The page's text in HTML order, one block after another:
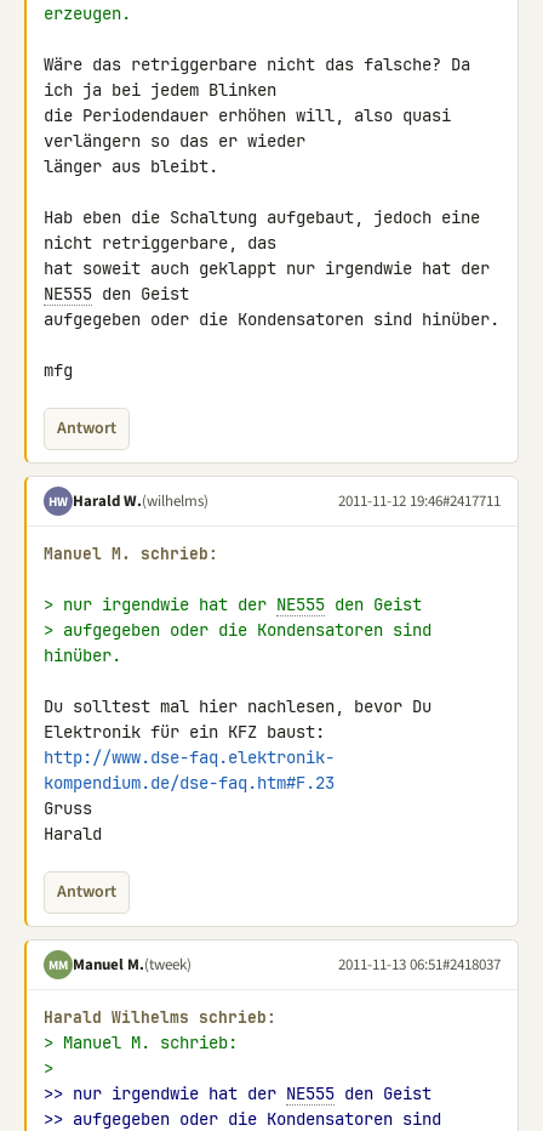
erzeugen.
Wäre das retriggerbare nicht das falsche? Da
ich ja bei jedem Blinken
die Periodendauer erhöhen will, also quasi
verlängern so das er wieder
länger aus bleibt.
Hab eben die Schaltung aufgebaut, jedoch eine
nicht retriggerbare, das
NE555 den Geist
aufgegeben oder die Kondensatoren sind hinüber.
mfg
Antwort
HW Harald W.(wilhelms) 2011-11-12 19:46#2417711
Manuel M. schrieb:
> nur irgendwie hat der NE555 den Geist
> aufgegeben oder die Kondensatoren sind
hinüber.
Du solltest mal hier nachlesen, bevor Du
http://www.dse-faq.elektronik-
kompendium.de/dse-faq.htm#F.23
Gruss
Harald
Antwort
MM Manuel M.(tweek) 2011-11-13 06:51#2418037
Harald Wilhelms schrieb:
> Manuel M. schrieb:
>
>> nur irgendwie hat der NE555 den Geist
>> aufgegeben oder die Kondensatoren sind